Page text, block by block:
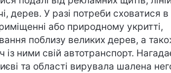
дерев. У разі потреби сховатися в
або природному укритті,
поблизу великих дерев, а
із ними свій автотранспорт.
та області вирувала шалена